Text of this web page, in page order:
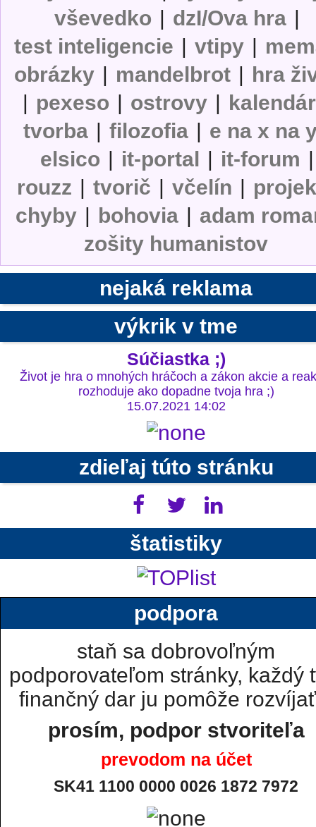
vševedko | dzI/Ova hra |
test inteligencie | vtipy |
obrázky | mandelbrot | hra
| pexeso | ostrovy | kalendár
tvorba | filozofia | e na x na
elsico | it-portal | it-forum |
rouzz | tvorič | včelín |
chyby | bohovia | adam
zošity humanistov
nejaká reklama
výkrik v tme
Súčiastka ;)
Život je hra o mnohých hráčoch a zákon akcie a
rozhoduje ako dopadne tvoja hra ;)
15.07.2021 14:02
zdieľaj túto stránku
štatistiky
podpora
staň sa dobrovoľným
podporovateľom stránky, každý
finančný dar ju pomôže
prosím, podpor stvoriteľa
prevodom na účet
SK41 1100 0000 0026 1872 7972